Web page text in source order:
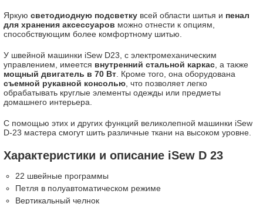
Яркую светодиодную подсветку всей области шитья и пенал
для хранения аксессуаров можно отнести к опциям,
способствующим более комфортному шитью.
У швейной машинки iSew D23, с электромеханическим
управлением, имеется внутренний стальной каркас , а также
мощный двигатель в 70 Вт . Кроме того, она оборудована
съемной рукавной консолью , что позволяет легко
обрабатывать круглые элементы одежды или предметы
домашнего интерьера.
С помощью этих и других функций великолепной машинки iSew
D-23 мастера смогут шить различные ткани на высоком уровне.
Характеристики и описание iSew D 23
22 швейные программы
Петля в полуавтоматическом режиме
Вертикальный челнок